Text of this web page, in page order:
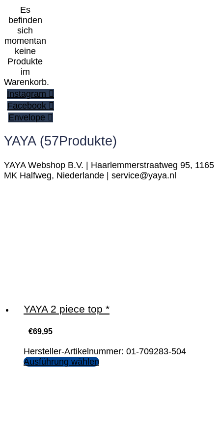
Es
befinden
sich
momentan
keine
Produkte
im
Warenkorb.
Instagram
Facebook
Envelope
YAYA (57Produkte)
YAYA Webshop B.V. | Haarlemmerstraatweg 95, 1165
MK Halfweg, Niederlande | service@yaya.nl
YAYA 2 piece top *
€69,95
Hersteller-Artikelnummer: 01-709283-504
Ausführung wählen